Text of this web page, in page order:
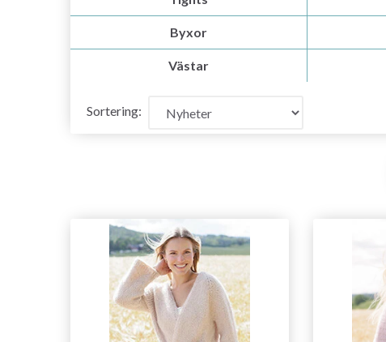
Byxor
Västar
Sortering: